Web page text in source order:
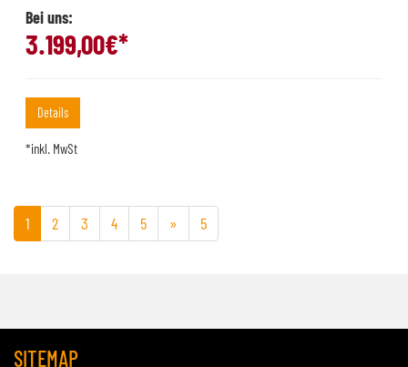
Bei uns:
3.199,00€*
Details
*inkl. MwSt
1 2 3 4 5 » 5
SITEMAP